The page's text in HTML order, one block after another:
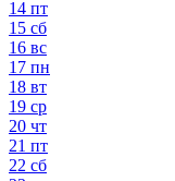
14 пт
15 сб
16 вс
17 пн
18 вт
19 ср
20 чт
21 пт
22 сб